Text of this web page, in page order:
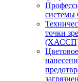
точки
(ХАССП)